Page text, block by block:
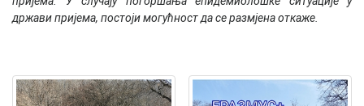
држави пријема, постоји могућност да се размјена откаже.